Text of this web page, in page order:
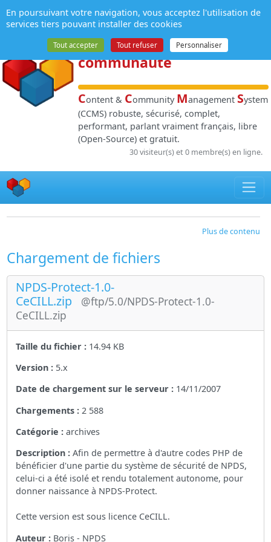
NPDS:Gestion de
contenuet de
communauté
Content & Community Management System
(CCMS) robuste, sécurisé, complet,
performant, parlant vraiment français, libre
(Open-Source) et gratuit.
30 visiteur(s) et 0 membre(s) en ligne.
Plus de contenu
Chargement de fichiers
NPDS-Protect-1.0-
CeCILL.zip
@ftp/5.0/NPDS-Protect-1.0-
CeCILL.zip
Taille du fichier : 14.94 KB
Version : 5.x
Date de chargement sur le serveur : 14/11/2007
Chargements : 2 588
Catégorie : archives
Description : Afin de permettre à d'autre codes PHP de
bénéficier d'une partie du système de sécurité de NPDS,
celui-ci a été isolé et rendu totalement autonome, pour
donner naissance à NPDS-Protect.
Cette version est sous licence CeCILL.
Auteur : Boris - NPDS
Panneau de gestion des cookies
En poursuivant votre navigation, vous acceptez l'utilisation de
services tiers pouvant installer des cookies
Tout accepter Tout refuser Personnaliser